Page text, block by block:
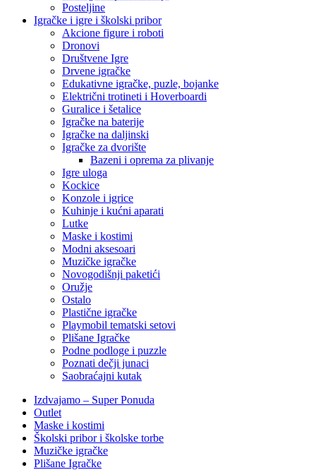
Posteljine
Igračke i igre i školski pribor
Akcione figure i roboti
Dronovi
Društvene Igre
Drvene igračke
Edukativne igračke, puzle, bojanke
Električni trotineti i Hoverboardi
Guralice i šetalice
Igračke na baterije
Igračke na daljinski
‎Igračke za dvorište
Bazeni i oprema za plivanje
Igre uloga
Kockice
Konzole i igrice
Kuhinje i kućni aparati
Lutke
Maske i kostimi
Modni aksesoari
Muzičke igračke
Novogodišnji paketići
Oružje
Ostalo
Plastične igračke
Playmobil tematski setovi
Plišane Igračke
Podne podloge i puzzle
Poznati dečji junaci
Saobraćajni kutak
Izdvajamo – Super Ponuda
Outlet
Maske i kostimi
Školski pribor i školske torbe
Muzičke igračke
Plišane Igračke